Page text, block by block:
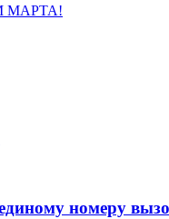
МАРТА!
номеру